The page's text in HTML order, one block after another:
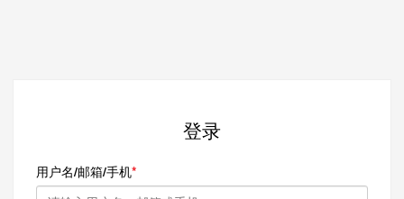
登录
用户名/邮箱/手机